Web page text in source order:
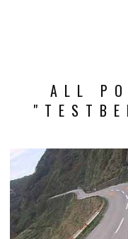
ALL